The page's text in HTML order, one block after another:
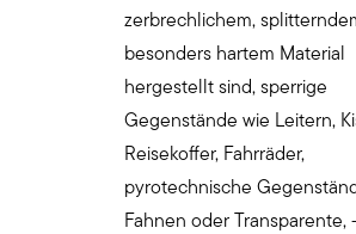
zerbrechlichem,
besonders hartem Material
hergestellt sind, sperrige
Gegenstände wie Leitern,
Reisekoffer, Fahrräder,
pyrotechnische
Fahnen oder Transparente,